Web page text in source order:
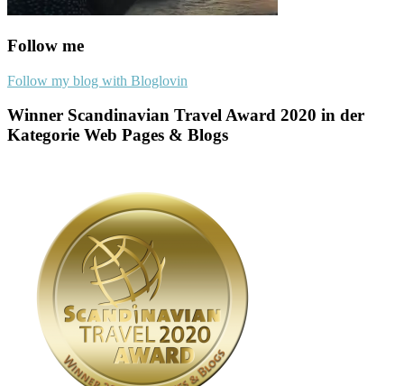
Follow me
Follow my blog with Bloglovin
Winner Scandinavian Travel Award 2020 in der
Kategorie Web Pages & Blogs